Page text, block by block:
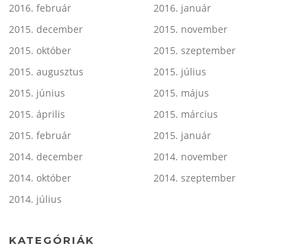
2016. február
2016. január
2015. december
2015. november
2015. október
2015. szeptember
2015. augusztus
2015. július
2015. június
2015. május
2015. április
2015. március
2015. február
2015. január
2014. december
2014. november
2014. október
2014. szeptember
2014. július
KATEGÓRIÁK